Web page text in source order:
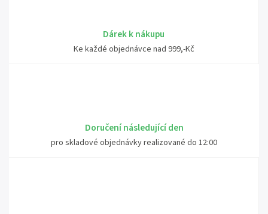
Dárek k nákupu
Ke každé objednávce nad 999,-Kč
Doručení následující den
pro skladové objednávky realizované do 12:00